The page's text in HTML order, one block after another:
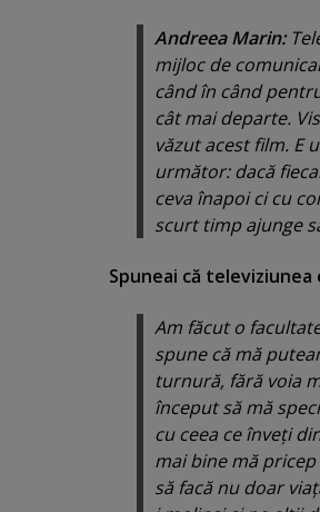
Andreea Marin:
mijloc de
când în când
cât mai departe.
văzut acest film. E
următor: dacă
ceva înapoi ci cu
scurt timp ajunge
Spuneai că
Am făcut o
spune că mă
turnură, fără voia
început să mă
cu ceea ce înveţi
mai bine mă
să facă nu doar